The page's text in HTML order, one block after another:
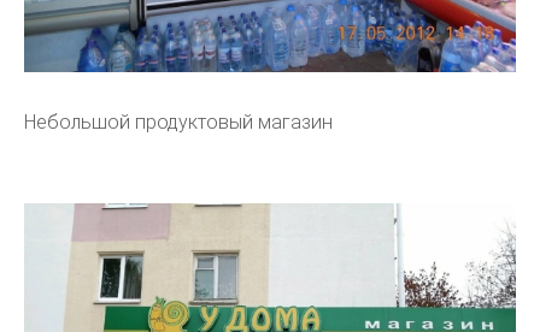
Небольшой продуктовый магазин